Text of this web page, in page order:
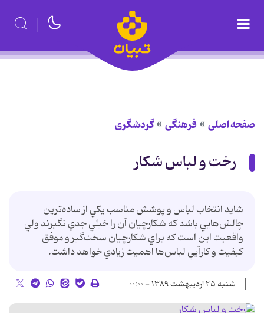
صفحه اصلی فرهنگی گردشگری
رخت و لباس شکار
شايد انتخاب لباس و پوشش مناسب يكي از ساده‌ترين
چالش‌هايي باشد كه شكارچيان آن را خيلي جدي نگيرند ولي
واقعيت اين است كه براي شكارچيان سخت‌گير و موفق
كيفيت و كارآيي لباس‌ها اهميت زيادي خواهد داشت.
شنبه ۲۵ اردیبهشت ۱۳۸۹ - ۰۰:۰۰